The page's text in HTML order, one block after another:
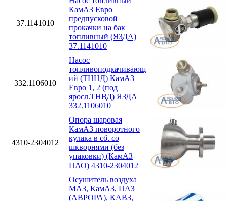
37.1141010
КамАЗ Евро
предпусковой
прокачки на бак
топливный (ЯЗДА)
37.1141010
332.1106010
Насос
топливоподкачивающ
ий (ТННД) КамАЗ
Евро 1, 2 (под
яросл.ТНВД) ЯЗДА
332.1106010
4310-2304012
Опора шаровая
КамАЗ поворотного
кулака в сб. со
шкворнями (без
упаковки) (КамАЗ
ПАО) 4310-2304012
Осушитель воздуха
МАЗ, КамАЗ, ПАЗ
(АВРОРА), КАВЗ,